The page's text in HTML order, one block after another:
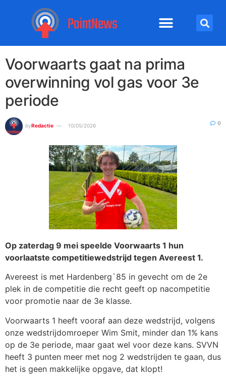
Voorwaarts gaat na prima
overwinning vol gas voor 3e
periode
byRedactie 10/05/2026 0
Op zaterdag 9 mei speelde Voorwaarts 1 hun
voorlaatste competitiewedstrijd tegen Avereest 1.
Avereest is met Hardenberg`85 in gevecht om de 2e
plek in de competitie die recht geeft op nacompetitie
voor promotie naar de 3e klasse.
Voorwaarts 1 heeft vooraf aan deze wedstrijd, volgens
onze wedstrijdomroeper Wim Smit, minder dan 1% kans
op de 3e periode, maar gaat wel voor deze kans. SVVN
heeft 3 punten meer met nog 2 wedstrijden te gaan, dus
het is geen makkelijke opgave, dat klopt!